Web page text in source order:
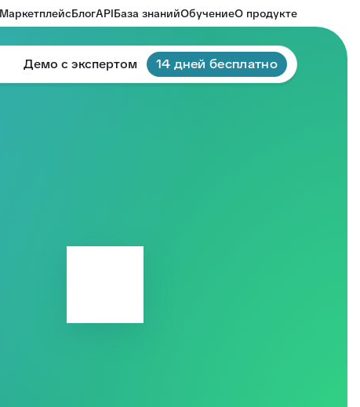
МаркетплейсБлогAPIБаза знанийОбучениеО продукте
Демо с экспертом 14 дней бесплатно